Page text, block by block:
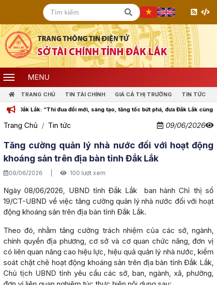
MENU
TRANG CHỦ TIN TÀI CHÍNH GIÁ CẢ THỊ TRƯỜNG TIN TỨC
“Thi đua đổi mới, sáng tạo, tăng tốc bứt phá, đưa Đắk Lắk cùng cả nước
Trang Chủ Tin tức 09/06/2026
Tăng cường quản lý nhà nước đối với hoạt động
khoáng sản trên địa bàn tỉnh Đắk Lắk
09/06/2026 100 lượt xem
Ngày 08/06/2026, UBND tỉnh Đắk Lắk ban hành Chỉ thị số
19/CT-UBND về việc tăng cường quản lý nhà nước đối với hoạt
động khoáng sản trên địa bàn tỉnh Đắk Lắk.
Theo đó, nhằm tăng cường trách nhiệm của các sở, ngành,
chính quyền địa phương, cơ sở và cơ quan chức năng, đơn vị
có liên quan nâng cao hiệu lực, hiệu quả quản lý nhà nước, kiểm
soát chặt chẽ hoạt động khoáng sản trên địa bàn tỉnh Đắk Lắk,
Chủ tịch UBND tỉnh yêu cầu các sở, ban, ngành, xã, phường,